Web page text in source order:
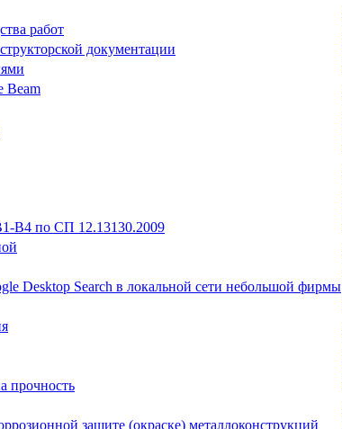
работ
документации
Beam
В4 по СП 12.13130.2009
Desktop Search в локальной сети небольшой фирмы
прочность
защите (окраске) металлоконструкций